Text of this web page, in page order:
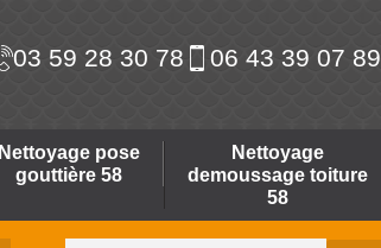
03 59 28 30 78 06 43 39 07 89
Nettoyage pose
gouttière 58
Nettoyage
demoussage toiture
58